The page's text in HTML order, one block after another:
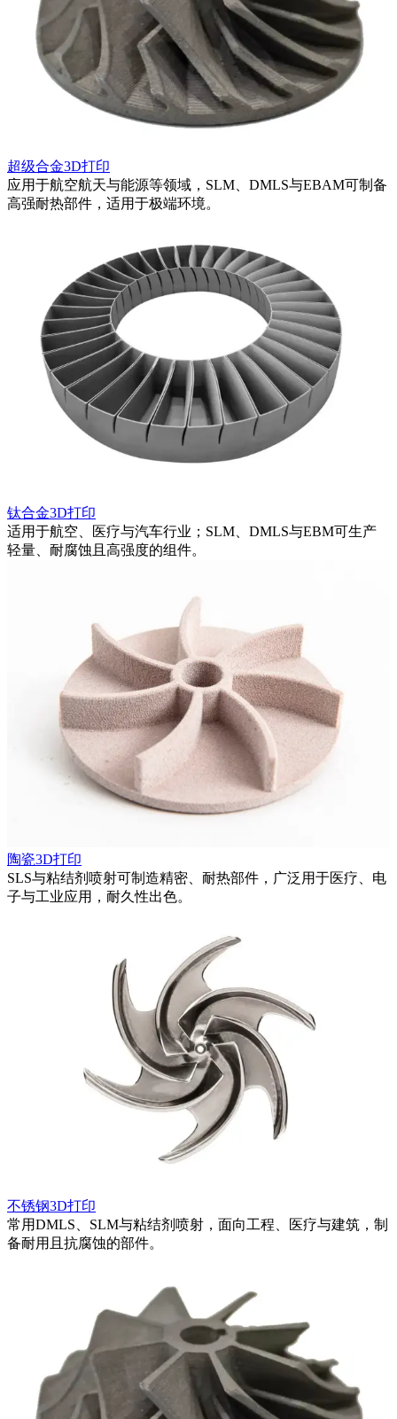
超级合金3D打印
应用于航空航天与能源等领域，SLM、DMLS与EBAM可制备
高强耐热部件，适用于极端环境。
钛合金3D打印
适用于航空、医疗与汽车行业；SLM、DMLS与EBM可生产
轻量、耐腐蚀且高强度的组件。
陶瓷3D打印
SLS与粘结剂喷射可制造精密、耐热部件，广泛用于医疗、电
子与工业应用，耐久性出色。
不锈钢3D打印
常用DMLS、SLM与粘结剂喷射，面向工程、医疗与建筑，制
备耐用且抗腐蚀的部件。